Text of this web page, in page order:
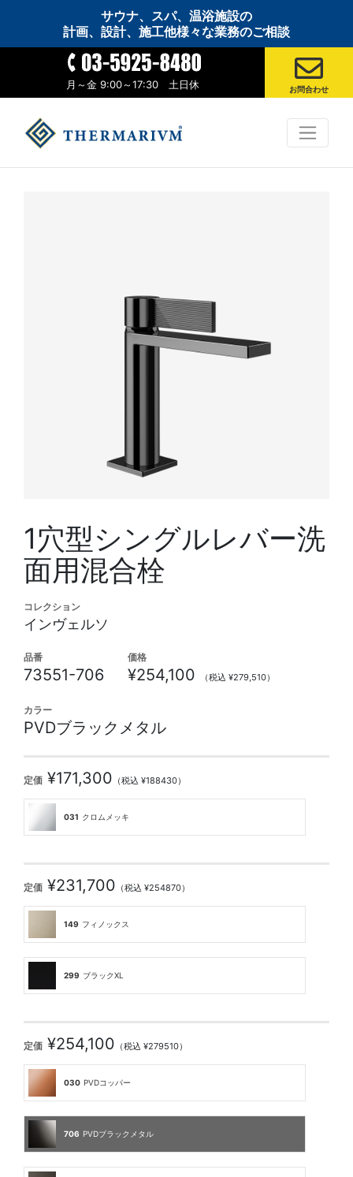
サウナ、スパ、温浴施設の
計画、設計、施工他様々な業務のご相談
月～金 9:00～17:30 土日休 お問合わせ
1穴型シングルレバー洗
面用混合栓
コレクション
インヴェルソ
品番
73551-706
価格
¥254,100 （税込 ¥279,510）
カラー
PVDブラックメタル
定価 ¥171,300 （税込 ¥188430）
031 クロムメッキ
定価 ¥231,700 （税込 ¥254870）
149 フィノックス
299 ブラックXL
定価 ¥254,100 （税込 ¥279510）
030 PVDコッパー
706 PVDブラックメタル